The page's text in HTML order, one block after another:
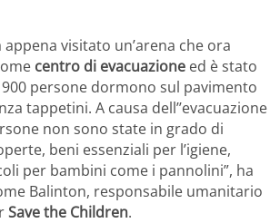
visitato un’arena che ora
centro di evacuazione ed è stato
persone dormono sul pavimento
tappetini. A causa dell’’evacuazione
non sono state in grado di
beni essenziali per l’igiene,
per bambini come i pannolini”, ha
Balinton, responsabile umanitario
Save the Children.